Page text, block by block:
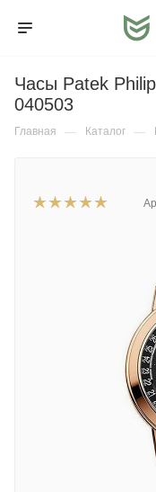
Часы Patek
040503
Главная — Каталог —